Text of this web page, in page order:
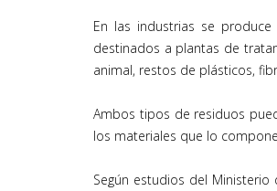
En las industrias se
destinados a plantas de
animal, restos de plásticos,
Ambos tipos de residuos
los materiales que lo
Según estudios del